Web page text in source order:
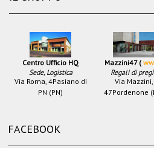
Centro Ufficio HQ
Sede, Logistica
Via Roma, 4Pasiano di
PN (PN)
Mazzini47 (
Regali di
Via Mazzini,
47Pordenone
FACEBOOK